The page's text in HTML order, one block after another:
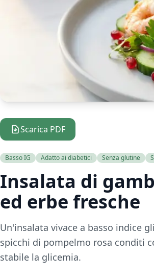
Scarica PDF
Basso IG Adatto ai diabetici Senza glutine
Insalata di
ed erbe fresche
Un'insalata vivace a basso indice
spicchi di pompelmo rosa conditi
stabile la glicemia.